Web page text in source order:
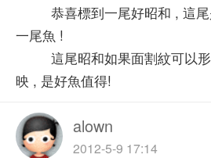
恭喜標到一尾好昭和 , 這尾
一尾魚 !
這尾昭和如果面割紋可以形
映 , 是好魚值得!
alown
2012-5-9 17:14